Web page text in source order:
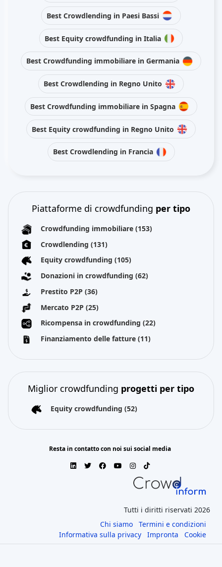
Best Crowdlending in Paesi Bassi
Best Equity crowdfunding in Italia
Best Crowdfunding immobiliare in Germania
Best Crowdlending in Regno Unito
Best Crowdfunding immobiliare in Spagna
Best Equity crowdfunding in Regno Unito
Best Crowdlending in Francia
Piattaforme di crowdfunding per tipo
Crowdfunding immobiliare (153)
Crowdlending (131)
Equity crowdfunding (105)
Donazioni in crowdfunding (62)
Prestito P2P (36)
Mercato P2P (25)
Ricompensa in crowdfunding (22)
Finanziamento delle fatture (11)
Miglior crowdfunding progetti per tipo
Equity crowdfunding (52)
Resta in contatto con noi sui social media
Tutti i diritti riservati 2026
Chi siamo
Termini e condizioni
Informativa sulla privacy
Impronta Cookie